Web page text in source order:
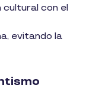
cultural con el
evitando la